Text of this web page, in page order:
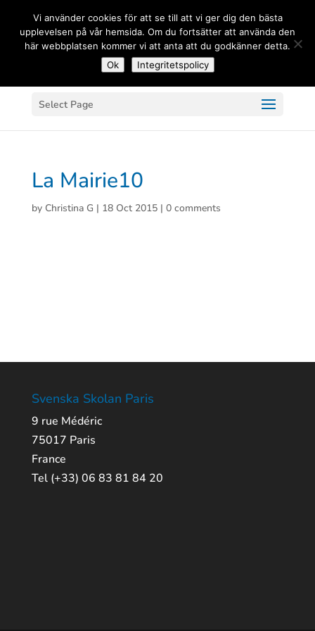
Select Page
La Mairie10
by Christina G | 18 Oct 2015| 0 comments
Svenska Skolan Paris
9 rue Médéric
75017 Paris
France
Tel (+33) 06 83 81 84 20
Vi använder cookies för att se till att vi ger dig den bästa
upplevelsen på vår hemsida. Om du fortsätter att använda den
här webbplatsen kommer vi att anta att du godkänner detta.
Ok
Integritetspolicy